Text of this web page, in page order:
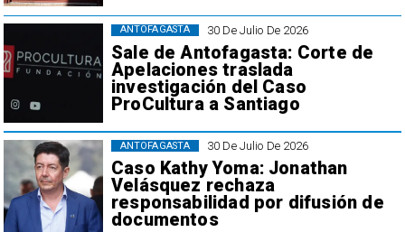
30 De Julio De 2026
Sale de Antofagasta: Corte de
Apelaciones traslada
investigación del Caso
ProCultura a Santiago
ANTOFAGASTA
30 De Julio De 2026
Caso Kathy Yoma: Jonathan
Velásquez rechaza
responsabilidad por difusión de
documentos
ANTOFAGASTA